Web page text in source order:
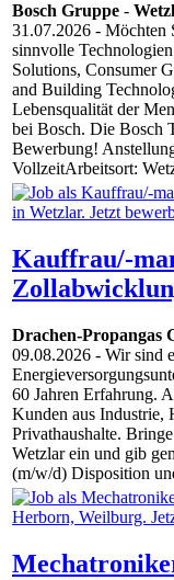
Bosch Gruppe -
31.07.2026 - Möchten
sinnvolle
Solutions, Consumer
and Building
Lebensqualität der
bei Bosch. Die Bosch
Bewerbung!
VollzeitArbeitsort:
Kauffrau/-
Drachen-Propangas
09.08.2026 - Wir sind
60 Jahren Erfahrung.
Kunden aus Industrie,
Privathaushalte.
Wetzlar ein und gib
(m/w/d) Disposition